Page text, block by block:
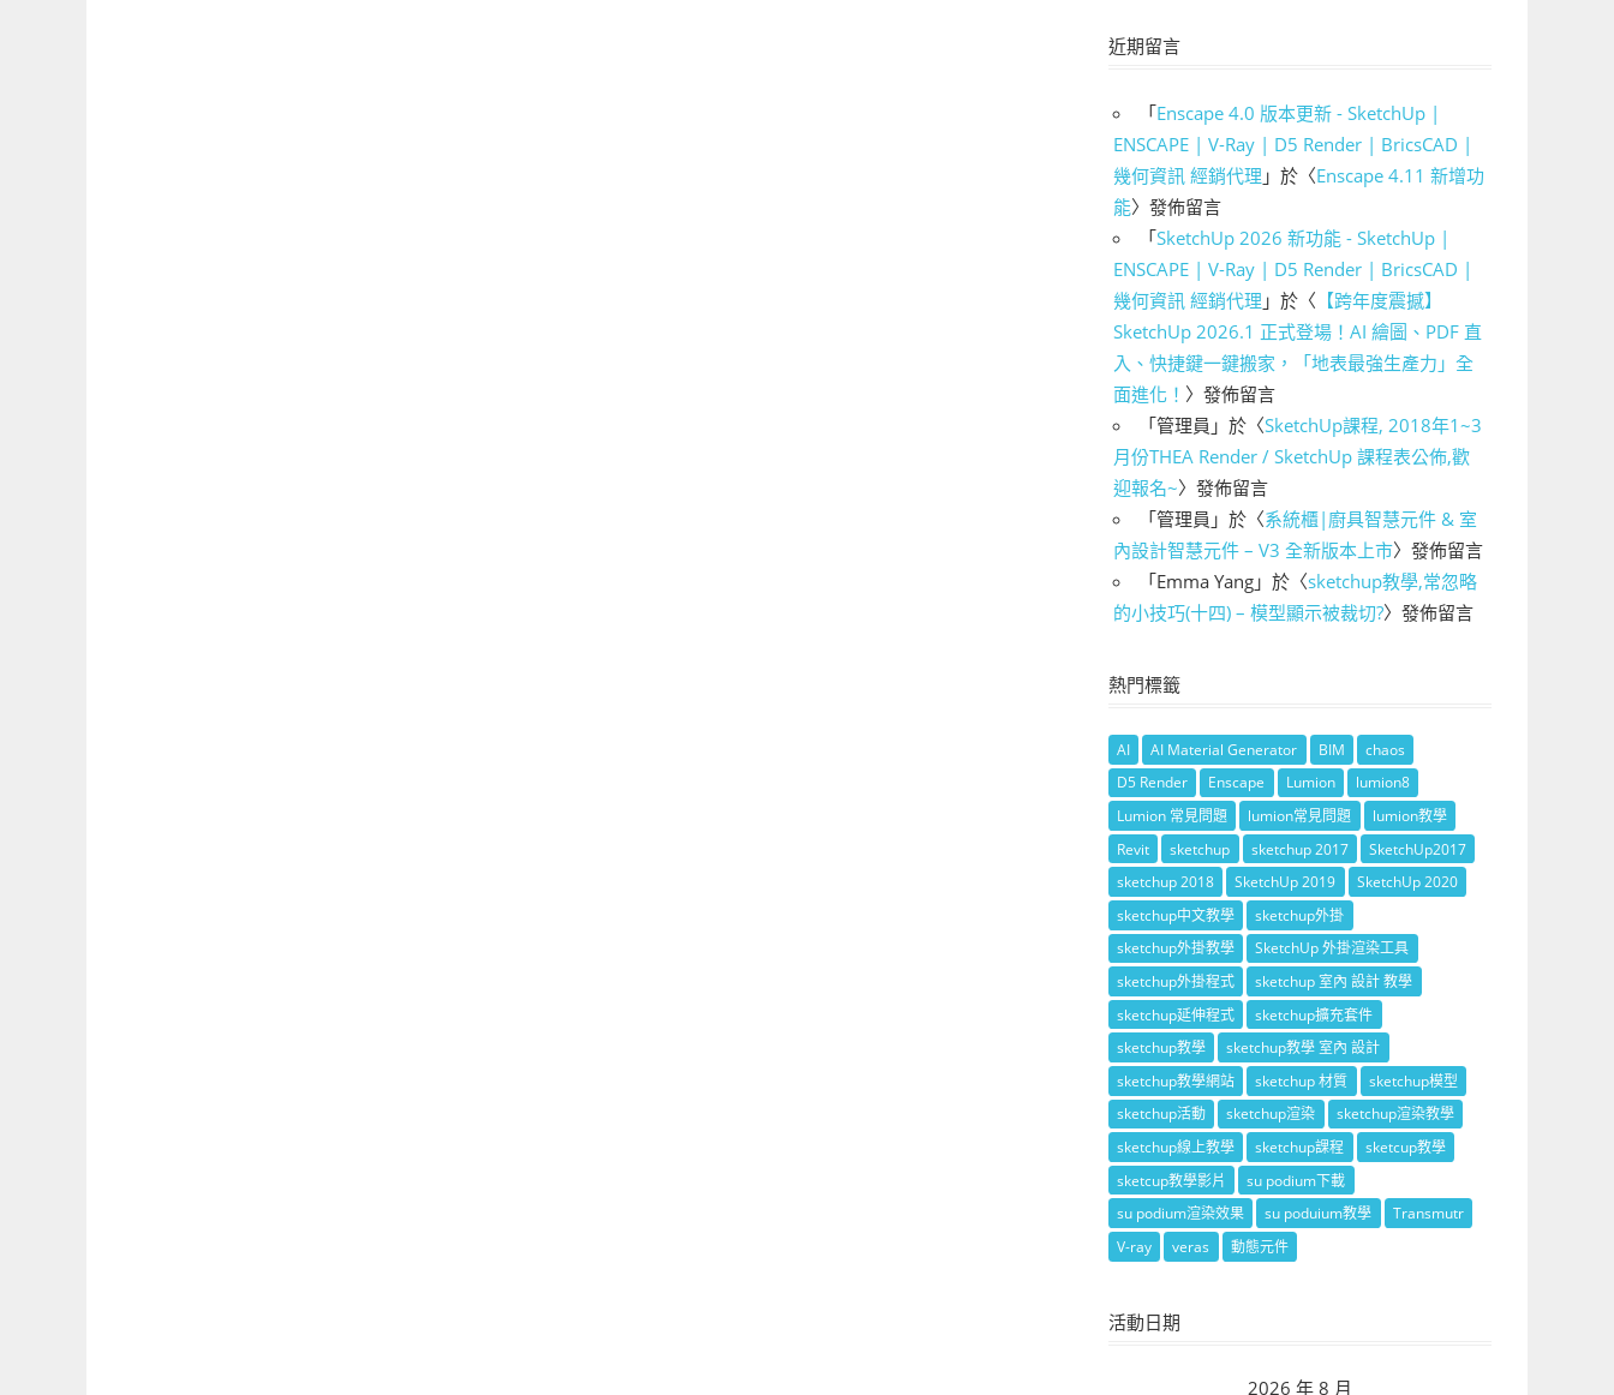
近期留言
「Enscape 4.0 版本更新 - SketchUp |
ENSCAPE | V-Ray | D5 Render | BricsCAD |
幾何資訊 經銷代理 」於〈Enscape 4.11 新增功
能〉發佈留言
「SketchUp 2026 新功能 - SketchUp |
ENSCAPE | V-Ray | D5 Render | BricsCAD |
幾何資訊 經銷代理 」於〈 【跨年度震撼】
SketchUp 2026.1 正式登場！AI 繪圖、PDF 直
入、快捷鍵一鍵搬家，「地表最強生產力」全
面進化！ 〉發佈留言
「管理員 」於〈SketchUp課程, 2018年1~3
月份THEA Render / SketchUp 課程表公佈,歡
迎報名~〉發佈留言
「管理員 」於〈系統櫃|廚具智慧元件 & 室
內設計智慧元件 – V3 全新版本上市〉發佈留言
「Emma Yang 」於〈sketchup教學,常忽略
的小技巧(十四) – 模型顯示被裁切?〉發佈留言
熱門標籤
AI AI Material Generator BIM
chaos
D5 Render
Enscape Lumion
lumion8
Lumion 常見問題
lumion常見問題
lumion教學
Revit
sketchup sketchup 2017
SketchUp2017
sketchup 2018
SketchUp 2019
SketchUp 2020
sketchup中文教學
sketchup外掛
sketchup外掛教學
SketchUp 外掛渲染工具
sketchup外掛程式
sketchup 室內 設計 教學
sketchup延伸程式
sketchup擴充套件
sketchup教學
sketchup教學 室內 設計
sketchup教學網站
sketchup 材質
sketchup模型
sketchup活動
sketchup渲染
sketchup渲染教學
sketchup線上教學
sketchup課程
sketcup教學
sketcup教學影片
su podium下載
su podium渲染效果
su poduium教學
Transmutr
V-ray
veras 動態元件
活動日期
2026 年 8 月